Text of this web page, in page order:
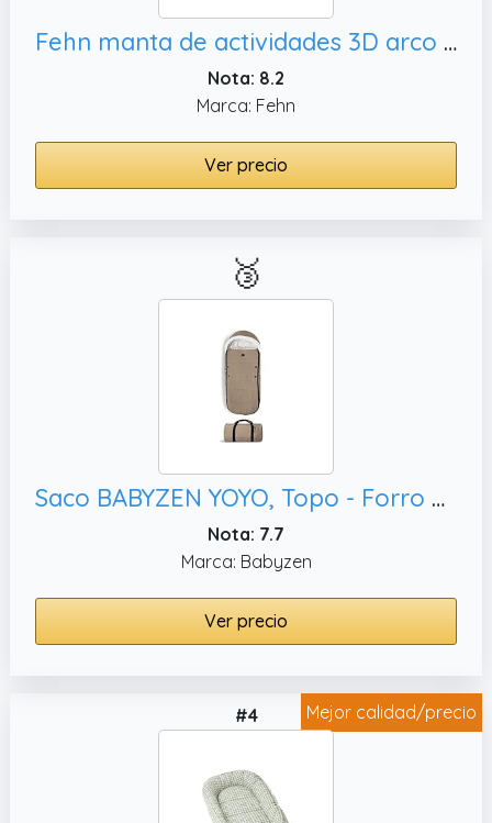
Fehn manta de actividades 3D arco de juegos cisne - Manta de juego para bebés con 5 juguetes extraíbles para agarrar - para bebés y niños a partir de 0 meses - como regalo por el nacimiento
Nota: 8.2
Marca: Fehn
Ver precio
🥉
Saco BABYZEN YOYO, Topo - Forro polar y capucha con cordón para mantener caliente al bebé - Incluye bolsa para viaje - Lavable a máquina
Nota: 7.7
Marca: Babyzen
Ver precio
Mejor calidad/precio
#4